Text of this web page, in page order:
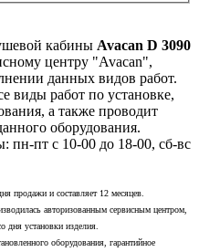
кабины Avacan D 3090
центру "Avacan",
данных видов работ.
виды работ по установке,
а также проводит
оборудования.
пн-пт с 10-00 до 18-00, сб-вс
продажи и составляет 12 месяцев.
авторизованным сервисным центром,
дня установки изделия.
оборудования, гарантийное